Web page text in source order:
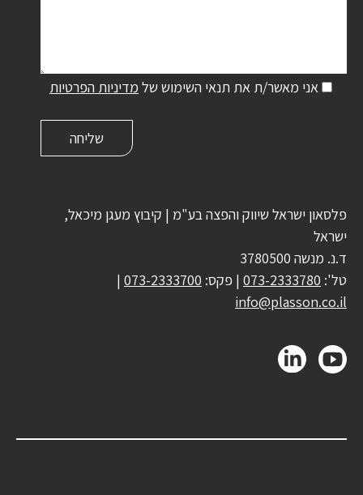
אני מאשר/ת את תנאי השימוש של מדיניות הפרטיות
פלסאון ישראל שיווק והפצה בע"מ | קיבוץ מעגן מיכאל,
ישראל
ד.נ. מנשה 3780500
טל': 073-2333780 | פקס: 073-2333700
|
info@plasson.co.il